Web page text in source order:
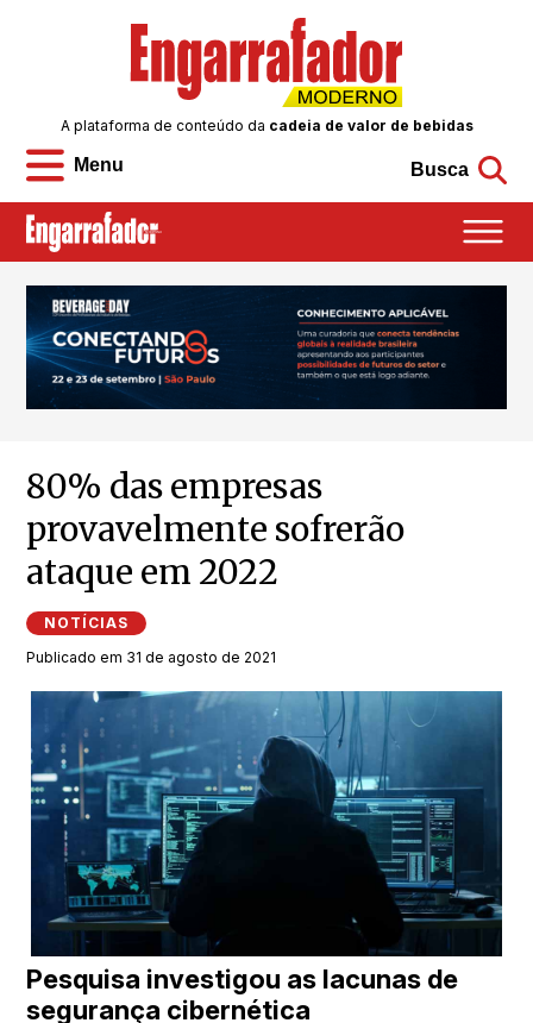
Menu
A plataforma de conteúdo da cadeia de valor de bebidas
Busca
80% das empresas
provavelmente sofrerão
ataque em 2022
NOTÍCIAS
Publicado em 31 de agosto de 2021
Pesquisa investigou as lacunas de
segurança cibernética